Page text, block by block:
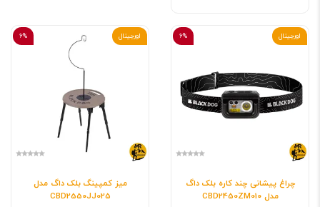
6% اورجینال
چراغ پیشانی چند کاره بلک داگ
مدل CBD2450ZM010
6% اورجینال
میز کمپینگ بلک داگ مدل
CBD2550JJ025